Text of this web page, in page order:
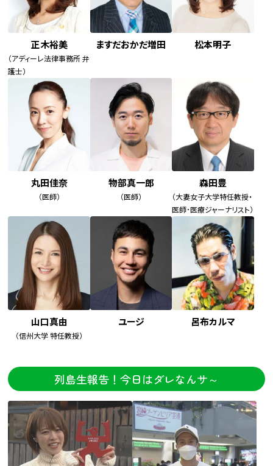
正木裕美
（アディーレ法律事務所 弁
護士）
ますだおかだ増田 松本明子
丸田佳奈
（医師）
物部真一郎
（医師）
森田豊
（大妻女子大学特任教授・
医師･医療ジャーナリスト）
山口真由
（信州大学 特任教授）
ユージ 呂布カルマ
列島生報告！今日はダレなんサ～